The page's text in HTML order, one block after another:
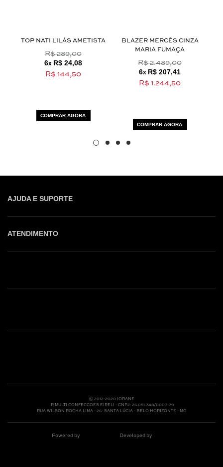
TOP NATI LILÁS AMETISTA
R$ 289,00
6x R$ 24,08
R$ 144,50
COMPRAR AGORA
BLAZER MERCÊS CINZA
MARIA FUMAÇA
R$ 2.489,00
6x R$ 207,41
R$ 1.244,50
COMPRAR AGORA
AJUDA E SUPORTE
ATENDIMENTO
Nossas Lojas
Ⓒ 2012-2020 IORANE
IR MULTI CONFECCOES EIRELI - CNPJ: 26.051.748/0003-79
RUA WILSON ROCHA LIMA - 26- SANTA LÚCIA - BELO HORIZONTE - MG
Powered by Developed by